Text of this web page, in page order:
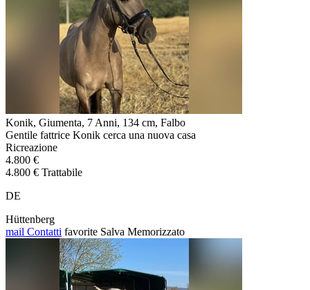
Konik, Giumenta, 7 Anni, 134 cm, Falbo
Gentile fattrice Konik cerca una nuova casa
Ricreazione
4.800 €
4.800 € Trattabile
DE
Hüttenberg
mail Contatti favorite Salva Memorizzato